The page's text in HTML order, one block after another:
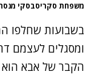
משפחת סקריסבסקי
בשבועות שחלפו
ומסגלים לעצמם
הקבר של אבא הוא